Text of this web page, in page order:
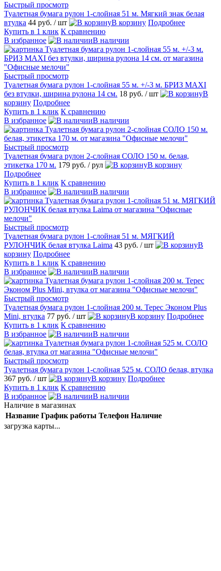
Быстрый просмотр
Туалетная бумага рулон 1-слойная 51 м. Мягкий знак белая
втулка 44 руб. / шт В корзину Подробнее
Купить в 1 клик К сравнению
В избранное
В наличии
Быстрый просмотр
Туалетная бумага рулон 1-слойная 55 м. +/-3 м. БРИЗ MAXI
без втулки, ширина рулона 14 см. 18 руб. / шт
В
корзину Подробнее
Купить в 1 клик К сравнению
В избранное
В наличии
Быстрый просмотр
Туалетная бумага рулон 2-слойная СОЛО 150 м. белая,
этикетка 170 м. 179 руб. / рул
В корзину
Подробнее
Купить в 1 клик К сравнению
В избранное
В наличии
Быстрый просмотр
Туалетная бумага рулон 1-слойная 51 м. МЯГКИЙ
РУЛОНЧИК белая втулка Laima 43 руб. / шт
В
корзину Подробнее
Купить в 1 клик К сравнению
В избранное
В наличии
Быстрый просмотр
Туалетная бумага рулон 1-слойная 200 м. Терес Эконом Plus
Mini, втулка 77 руб. / шт В корзину Подробнее
Купить в 1 клик К сравнению
В избранное
В наличии
Быстрый просмотр
Туалетная бумага рулон 1-слойная 525 м. СОЛО белая, втулка
367 руб. / шт В корзину Подробнее
Купить в 1 клик К сравнению
В избранное
В наличии
Наличие в магазинах
Название График работы Телефон Наличие
загрузка карты...